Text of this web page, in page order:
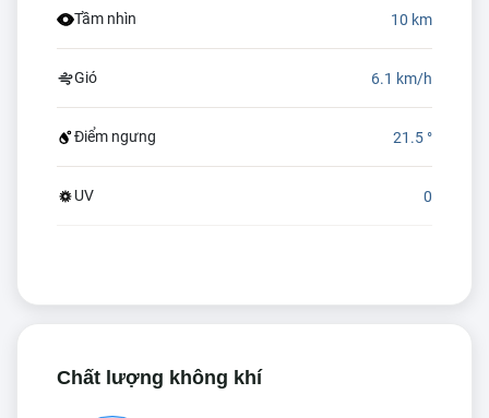
Tầm nhìn 10 km
Gió 6.1 km/h
Điểm ngưng 21.5 °
UV 0
Chất lượng không khí